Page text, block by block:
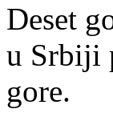
Deset
u Srbiji
gore.